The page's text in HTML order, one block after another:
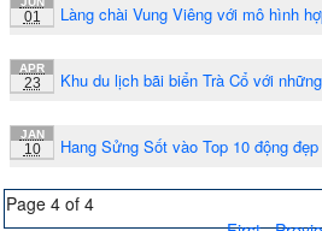
01 Làng chài Vung Viêng với mô hình
APR
23 Khu du lịch bãi biển Trà Cổ với
JAN
10 Hang Sửng Sốt vào Top 10 động
Page 4 of 4